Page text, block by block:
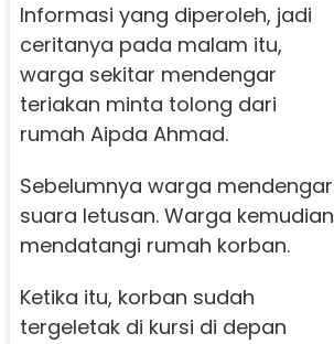
Informasi yang diperoleh, jadi
ceritanya pada malam itu,
warga sekitar mendengar
teriakan minta tolong dari
rumah Aipda Ahmad.
Sebelumnya warga mendengar
suara letusan. Warga kemudian
mendatangi rumah korban.
Ketika itu, korban sudah
tergeletak di kursi di depan